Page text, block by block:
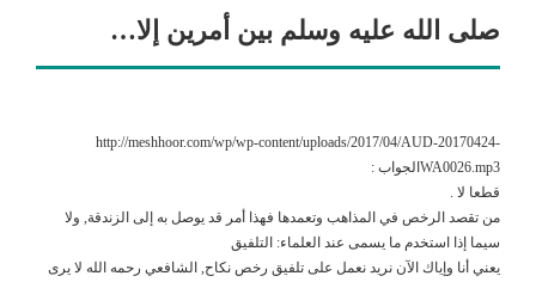
صلى الله عليه وسلم بين أمرين إلا…
http://meshhoor.com/wp/wp-content/uploads/2017/04/AUD-20170424-
WA0026.mp3الجواب :
قطعا لا .
من تقصد الرخص في المذاهب وتعمدها فهذا أمر قد يوصل به إلى الزندقة, ولا
سيما إذا استخدم ما يسمى عند العلماء: التلفيق
يعني أنا وإياك الآن نريد نعمل على تلفيق رخص نكاح, الشافعي رحمه الله لا يرى